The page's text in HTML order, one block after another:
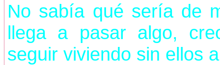
No sabía qué sería de
llega a pasar algo,
seguir viviendo sin ellos